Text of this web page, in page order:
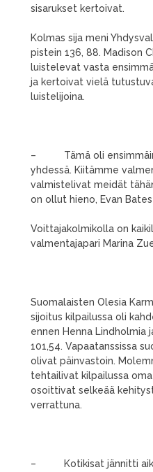
sisarukset kertoivat.
Kolmas sija meni
pistein 136, 88. Madison
luistelevat vasta
ja kertoivat vielä
luistelijoina.
– Tämä oli
yhdessä. Kiitämme
valmistelivat meidät
on ollut hieno, Evan
Voittajakolmikolla on
valmentajapari Marina
Suomalaisten Olesia
sijoitus kilpailussa oli
ennen Henna Lindholmia
101,54. Vapaatanssissa
olivat päinvastoin.
tehtailivat kilpailussa
osoittivat selkeää
verrattuna.
– Kotikisat jännitti aika